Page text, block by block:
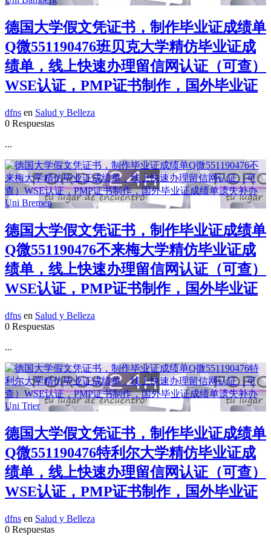
德国大学假文凭证书，制作毕业证成绩单
Q微551190476班贝克大学精仿毕业证成
绩单，线上快速办理留信网认证（可查）
WSE认证，PMP证书制作，国外毕业证
dfns en Salud y Belleza
0 Respuestas
...
德国大学假文凭证书，制作毕业证成绩单
Q微551190476不来梅大学精仿毕业证成
绩单，线上快速办理留信网认证（可查）
WSE认证，PMP证书制作，国外毕业证
dfns en Salud y Belleza
0 Respuestas
...
德国大学假文凭证书，制作毕业证成绩单
Q微551190476特利尔大学精仿毕业证成
绩单，线上快速办理留信网认证（可查）
WSE认证，PMP证书制作，国外毕业证
dfns en Salud y Belleza
0 Respuestas